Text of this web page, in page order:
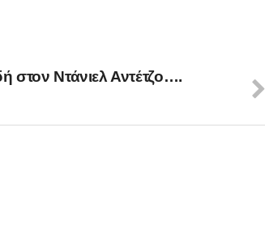
στον Ντάνιελ Αντέτζο….